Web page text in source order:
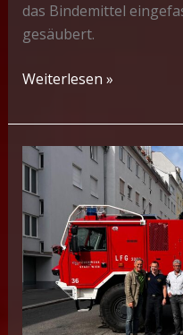
das Bindemittel
gesäubert.
S1
Betriebsmittelaustritt
Weiterlesen »